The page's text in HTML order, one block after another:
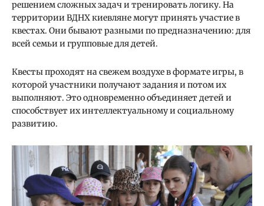
решением сложных задач и тренировать логику. На
территории ВДНХ киевляне могут принять участие в
квестах. Они бывают разными по предназначению: для
всей семьи и групповые для детей.
Квесты проходят на свежем воздухе в формате игры, в
которой участники получают задания и потом их
выполняют. Это одновременно объединяет детей и
способствует их интеллектуальному и социальному
развитию.